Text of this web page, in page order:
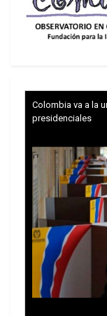
Europa”. El
Estados
auténticas
no tendría que
esos países
Por ejemplo,
ciento que
más ricos
fortuna
parte ha
dentro de
tiene cerca de
cobran una
Colombia va a la
presidenciales